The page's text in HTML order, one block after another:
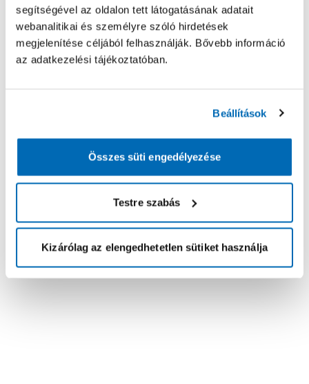
segítségével az oldalon tett látogatásának adatait
webanalitikai és személyre szóló hirdetések
megjelenítése céljából felhasználják. Bővebb információ
az adatkezelési tájékoztatóban.
Beállítások
Összes süti engedélyezése
Testre szabás
Kizárólag az elengedhetetlen sütiket használja